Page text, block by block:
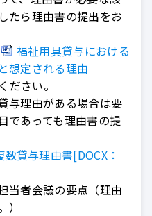
たら理由書の提出をお
福祉用具貸与における
想定される理由
ださい。
与理由がある場合は要
であっても理由書の提
貸与理由書[DOCX：
当者会議の要点（理由